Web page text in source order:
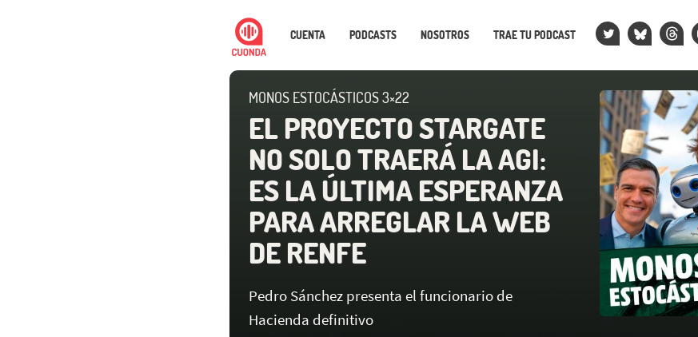
CUENTA PODCASTS NOSOTROS TRAE TU PODCAST
MONOS ESTOCÁSTICOS 3×22
EL PROYECTO STARGATE
NO SOLO TRAERÁ LA AGI:
ES LA ÚLTIMA ESPERANZA
PARA ARREGLAR LA WEB
DE RENFE
Pedro Sánchez presenta el funcionario de
Hacienda definitivo